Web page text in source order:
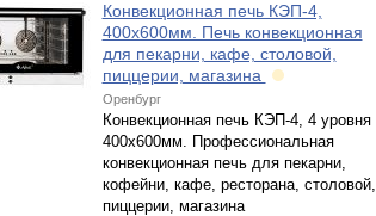
Конвекционная печь КЭП-4,
400х600мм. Печь конвекционная
для пекарни, кафе, столовой,
пиццерии, магазина
Оренбург
Конвекционная печь КЭП-4, 4 уровня
400х600мм. Профессиональная
конвекционная печь для пекарни,
кофейни, кафе, ресторана, столовой,
пиццерии, магазина